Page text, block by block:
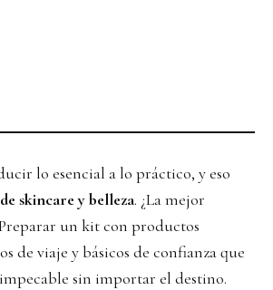
lo esencial a lo práctico, y eso
skincare y belleza. ¿La mejor
un kit con productos
de viaje y básicos de confianza que
sin importar el destino.